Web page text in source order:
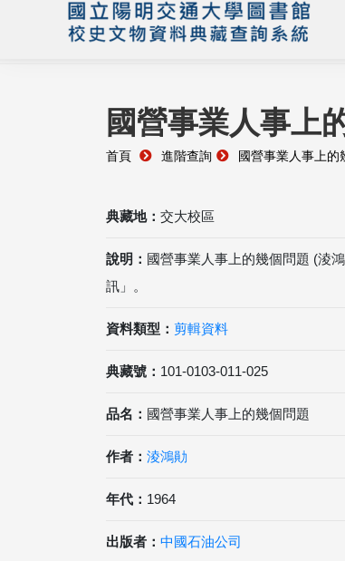
國營事業人事上
首頁 進階查詢 國營事業人事上的
典藏地： 交大校區
說明： 國營事業人事上的幾個問題 (淩
訊」。
資料類型： 剪輯資料
典藏號： 101-0103-011-025
品名： 國營事業人事上的幾個問題
作者： 淩鴻勛
年代： 1964
出版者： 中國石油公司